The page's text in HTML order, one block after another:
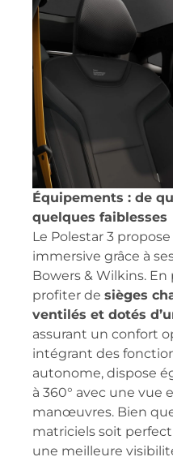
Équipements : de
quelques faiblesses
Le Polestar 3
immersive grâce à
Bowers & Wilkins.
profiter de sièges
ventilés et dotés
assurant un confort
intégrant des
autonome, dispose
à 360° avec une vue
manœuvres. Bien
matriciels soit
une meilleure